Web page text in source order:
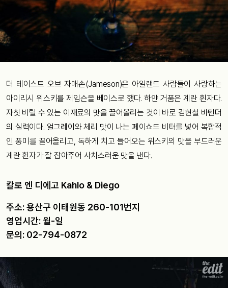
더 테이스트 오브 자매손(Jameson)은 아일랜드 사람들이 사랑하는
아이리시 위스키를 제임슨을 베이스로 했다. 하얀 거품은 계란 흰자다.
자칫 비릴 수 있는 이재료의 맛을 끌어올리는 것이 바로 김현철 바텐더
의 실력이다. 얼그레이와 체리 맛이 나는 페이쇼드 비터를 넣어 복합적
인 풍미를 끌어올리고, 독하게 치고 들어오는 위스키의 맛을 부드러운
계란 흰자가 잘 잡아주어 사치스러운 맛을 낸다.
칼로 엔 디에고 Kahlo & Diego
주소: 용산구 이태원동 260-101번지
영업시간: 월-일
문의: 02-794-0872